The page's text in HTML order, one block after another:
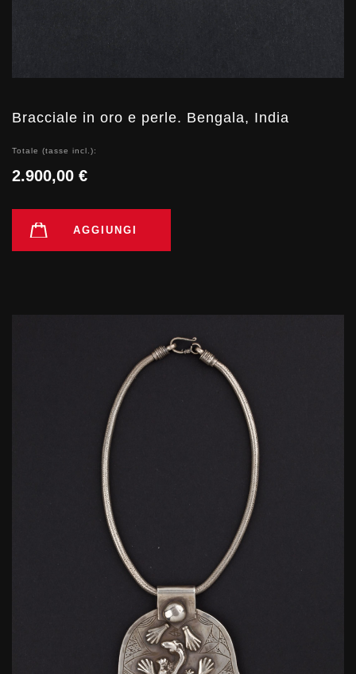
Bracciale in oro e perle. Bengala, India
Totale (tasse incl.):
2.900,00 €
AGGIUNGI